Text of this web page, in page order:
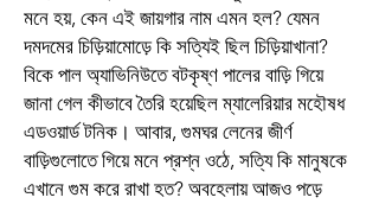
মনে হয়, কেন এই জায়গার নাম এমন হল? যেমন
দমদমের চিড়িয়ামোড়ে কি সত্যিই ছিল চিড়িয়াখানা?
বিকে পাল অ্যাভিনিউতে বটকৃষ্ণ পালের বাড়ি গিয়ে
জানা গেল কীভাবে তৈরি হয়েছিল ম্যালেরিয়ার মহৌষধ
এডওয়ার্ড টনিক। আবার, গুমঘর লেনের জীর্ণ
বাড়িগুলোতে গিয়ে মনে প্রশ্ন ওঠে, সত্যি কি মানুষকে
এখানে গুম করে রাখা হত? অবহেলায় আজও পড়ে